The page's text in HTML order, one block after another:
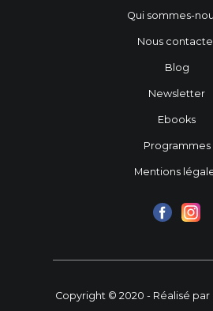
Qui sommes-
Nous
Blog
Newsletter
Ebooks
Programmes
Mentions
Copyright © 2020 - Réalisé par